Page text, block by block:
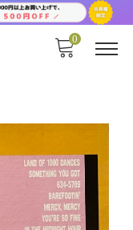
0